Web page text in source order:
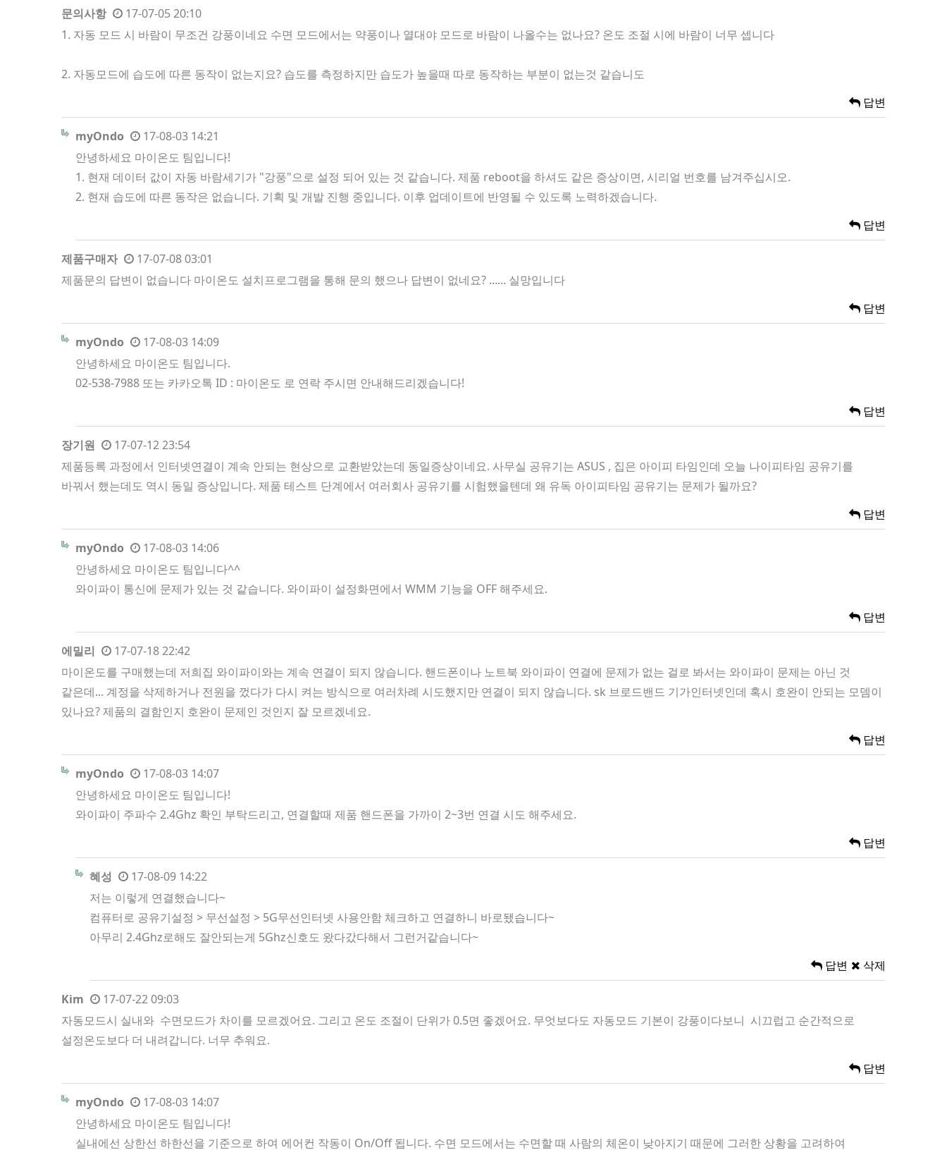
문의사항
17-07-05 20:10
1. 자동 모드 시 바람이 무조건 강풍이네요 수면 모드에서는 약풍이나 열대야 모드로 바람이 나올수는 없나요? 온도 조절 시에 바람이 너무 셉니다
2. 자동모드에 습도에 따른 동작이 없는지요? 습도를 측정하지만 습도가 높을때 따로 동작하는 부분이 없는것 같습니도
답변
myOndo
17-08-03 14:21
안녕하세요 마이온도 팀입니다!
1. 현재 데이터 값이 자동 바람세기가 "강풍"으로 설정 되어 있는 것 같습니다. 제품 reboot을 하셔도 같은 증상이면, 시리얼 번호를 남겨주십시오.
2. 현재 습도에 따른 동작은 없습니다. 기획 및 개발 진행 중입니다. 이후 업데이트에 반영될 수 있도록 노력하겠습니다.
답변
제품구매자
17-07-08 03:01
제품문의 답변이 없습니다 마이온도 설치프로그램을 통해 문의 했으나 답변이 없네요? ...... 실망입니다
답변
myOndo
17-08-03 14:09
안녕하세요 마이온도 팀입니다.
02-538-7988 또는 카카오톡 ID : 마이온도 로 연락 주시면 안내해드리겠습니다!
답변
장기원
17-07-12 23:54
제품등록 과정에서 인터넷연결이 계속 안되는 현상으로 교환받았는데 동일증상이네요. 사무실 공유기는 ASUS , 집은 아이피 타임인데 오늘 나이피타임 공유기를
바꿔서 했는데도 역시 동일 증상입니다. 제품 테스트 단계에서 여러회사 공유기를 시험했을텐데 왜 유독 아이피타임 공유기는 문제가 될까요?
답변
myOndo
17-08-03 14:06
안녕하세요 마이온도 팀입니다^^
와이파이 통신에 문제가 있는 것 같습니다. 와이파이 설정화면에서 WMM 기능을 OFF 해주세요.
답변
에밀리
17-07-18 22:42
마이온도를 구매했는데 저희집 와이파이와는 계속 연결이 되지 않습니다. 핸드폰이나 노트북 와이파이 연결에 문제가 없는 걸로 봐서는 와이파이 문제는 아닌 것
같은데... 계정을 삭제하거나 전원을 껐다가 다시 켜는 방식으로 여러차례 시도했지만 연결이 되지 않습니다. sk 브로드밴드 기가인터넷인데 혹시 호완이 안되는 모뎀이
있나요? 제품의 결함인지 호완이 문제인 것인지 잘 모르겠네요.
답변
myOndo
17-08-03 14:07
안녕하세요 마이온도 팀입니다!
와이파이 주파수 2.4Ghz 확인 부탁드리고, 연결할때 제품 핸드폰을 가까이 2~3번 연결 시도 해주세요.
답변
혜성
17-08-09 14:22
저는 이렇게 연결했습니다~
컴퓨터로 공유기설정 > 무선설정 > 5G무선인터넷 사용안함 체크하고 연결하니 바로됐습니다~
아무리 2.4Ghz로해도 잘안되는게 5Ghz신호도 왔다갔다해서 그런거같습니다~
답변
삭제
Kim
17-07-22 09:03
자동모드시 실내와 수면모드가 차이를 모르겠어요. 그리고 온도 조절이 단위가 0.5면 좋겠어요. 무엇보다도 자동모드 기본이 강풍이다보니 시끄럽고 순간적으로
설정온도보다 더 내려갑니다. 너무 추워요.
답변
myOndo
17-08-03 14:07
안녕하세요 마이온도 팀입니다!
실내에선 상한선 하한선을 기준으로 하여 에어컨 작동이 On/Off 됩니다. 수면 모드에서는 수면할 때 사람의 체온이 낮아지기 때문에 그러한 상황을 고려하여